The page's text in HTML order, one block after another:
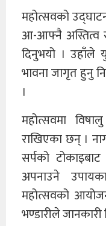
महोत्सवको
आ-आफ्नै अस्तित्व
दिनुभयो । उहाँले
भावना जागृत हुनु
।
महोत्सवमा
राखिएका छन् ।
सर्पको
अपनाउने
महोत्सवको
भण्डारीले जानकारी